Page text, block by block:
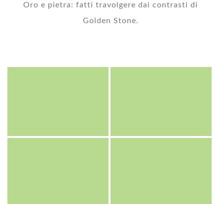
Oro e pietra: fatti travolgere dai contrasti di
Golden Stone.